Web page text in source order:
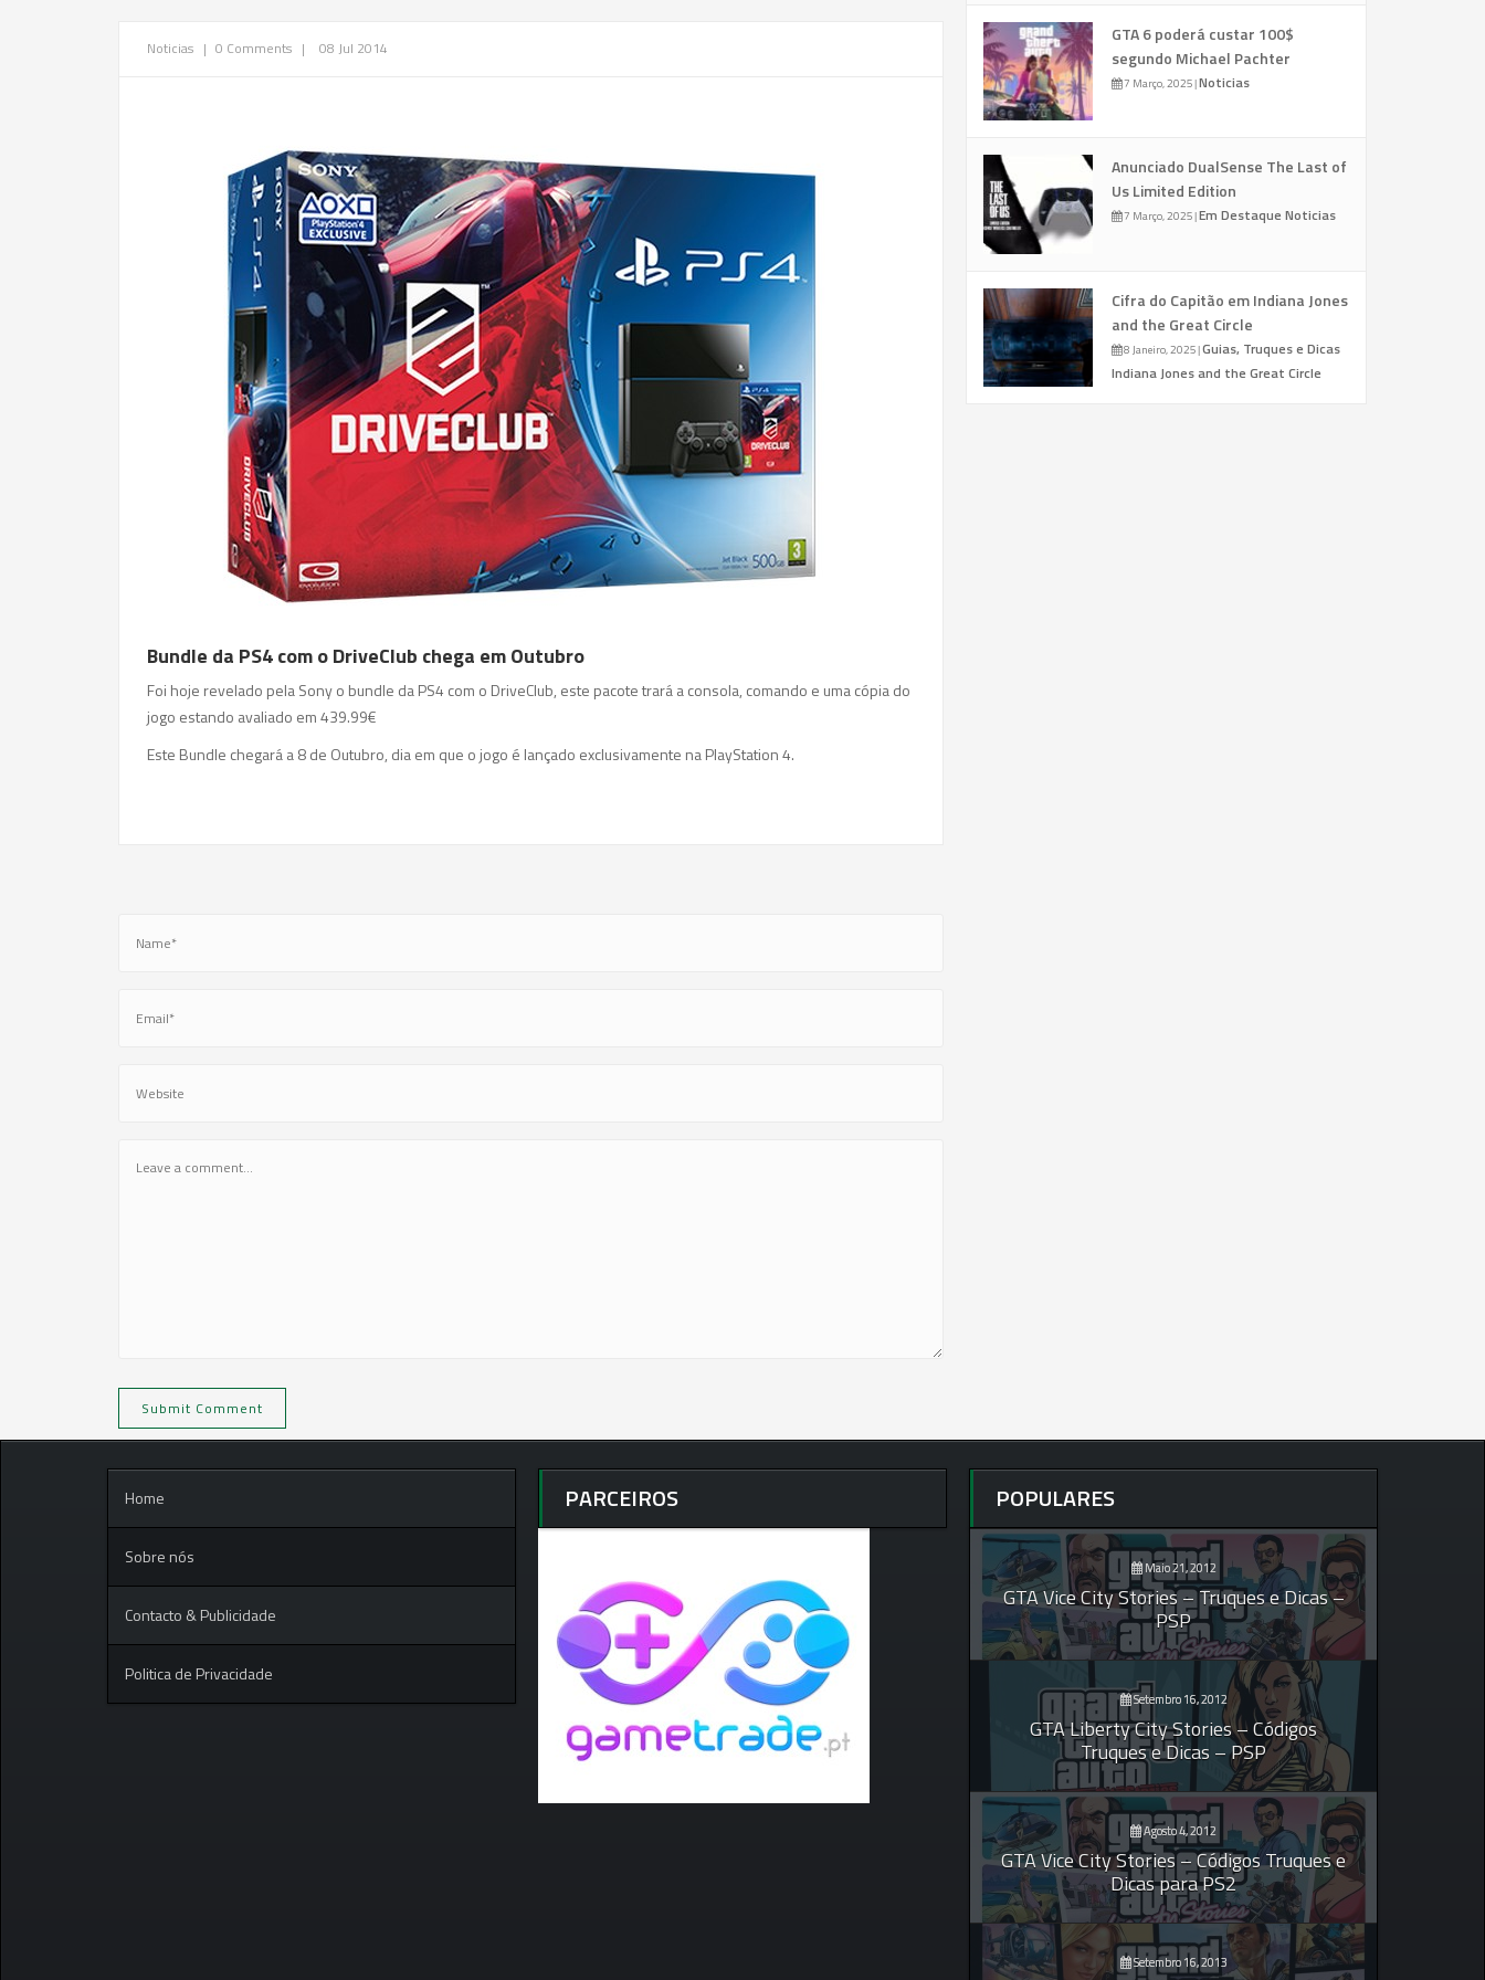
Noticias | 0 Comments | 08 Jul 2014
Bundle da PS4 com o DriveClub chega em Outubro
Foi hoje revelado pela Sony o bundle da PS4 com o DriveClub, este pacote trará a consola, comando e uma cópia do
jogo estando avaliado em 439.99€
Este Bundle chegará a 8 de Outubro, dia em que o jogo é lançado exclusivamente na PlayStation 4.
GTA 6 poderá custar 100$
segundo Michael Pachter
7 Março, 2025|Noticias
Anunciado DualSense The Last of
Us Limited Edition
7 Março, 2025|Em Destaque Noticias
Cifra do Capitão em Indiana Jones
and the Great Circle
8 Janeiro, 2025|Guias, Truques e Dicas
Indiana Jones and the Great Circle
Home
Sobre nós
Contacto & Publicidade
Politica de Privacidade
PARCEIROS POPULARES
Maio 21, 2012
GTA Vice City Stories – Truques e Dicas –
PSP
Setembro 16, 2012
GTA Liberty City Stories – Códigos
Truques e Dicas – PSP
Agosto 4, 2012
GTA Vice City Stories – Códigos Truques e
Dicas para PS2
Setembro 16, 2013